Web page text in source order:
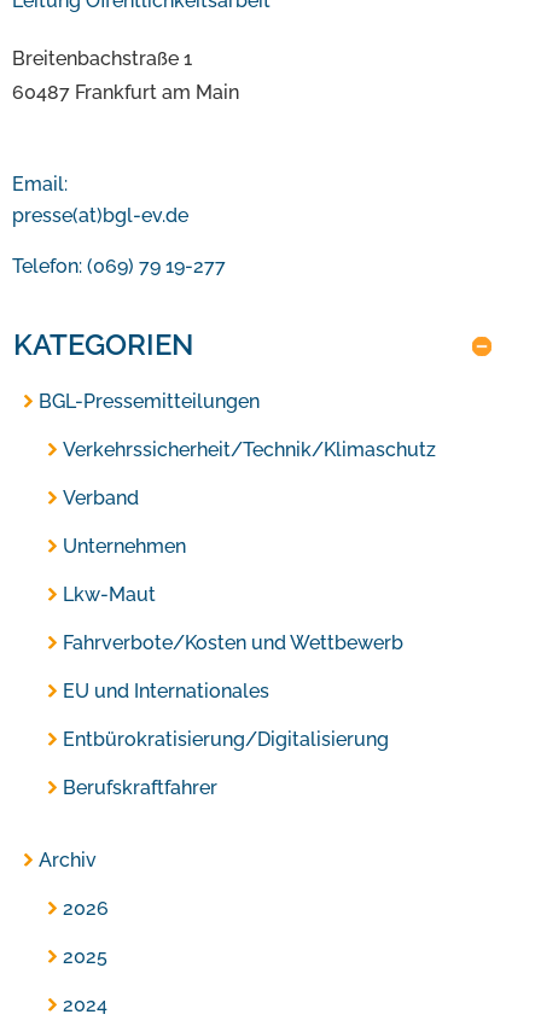
Breitenbachstraße 1
60487 Frankfurt am Main
Email:
presse(at)bgl-ev.de
Telefon: (069) 79 19-277
KATEGORIEN
BGL-Pressemitteilungen
Verkehrssicherheit/Technik/Klimaschutz
Verband
Unternehmen
Lkw-Maut
Fahrverbote/Kosten und Wettbewerb
EU und Internationales
Entbürokratisierung/Digitalisierung
Berufskraftfahrer
Archiv
2026
2025
2024